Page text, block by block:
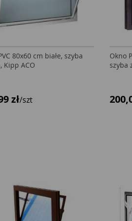
80x60 cm białe, szyba
Kipp ACO
zł/szt
Okno
szyba